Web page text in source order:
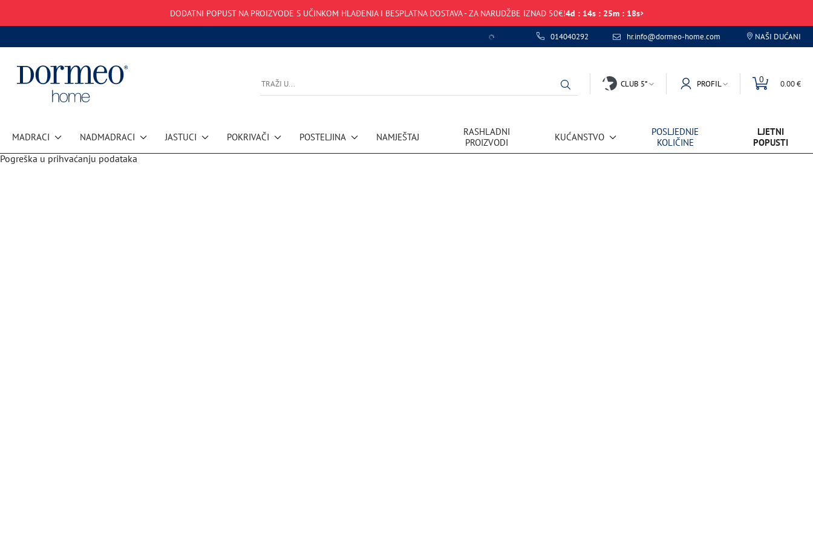
DODATNI POPUST NA PROIZVODE S UČINKOM HLAĐENJA I BESPLATNA DOSTAVA - ZA NARUDŽBE IZNAD 50€!4d : 14s : 25m : 18s
014040292 hr.info@dormeo-home.com NAŠI DUĆANI
CLUB 5* PROFIL 0 0.00 €
MADRACI NADMADRACI JASTUCI POKRIVAČI POSTELJINA NAMJEŠTAJ
RASHLADNI
PROIZVODI
KUĆANSTVO
POSLJEDNJE
KOLIČINE
LJETNI
POPUSTI
Pogreška u prihvaćanju podataka